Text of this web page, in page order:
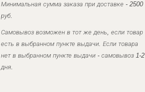
Минимальная сумма заказа при доставке - 2500
руб.
Самовывоз возможен в тот же день, если товар
есть в выбранном пункте выдачи. Если товара
нет в выбранном пункте выдачи - самовывоз 1-2
дня.